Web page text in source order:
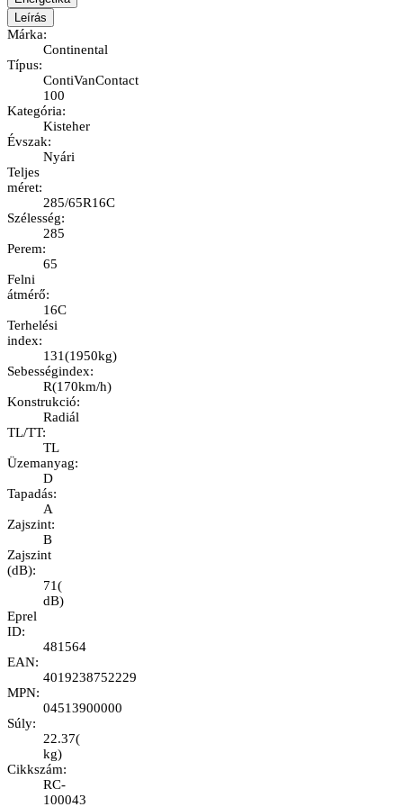
Leírás
Márka:
Continental
Típus:
ContiVanContact
100
Kategória:
Kisteher
Évszak:
Nyári
Teljes
méret:
285/65R16C
Szélesség:
285
Perem:
65
Felni
átmérő:
16C
Terhelési
index:
131(1950kg)
Sebességindex:
R(170km/h)
Konstrukció:
Radiál
TL/TT:
TL
Üzemanyag:
D
Tapadás:
A
Zajszint:
B
Zajszint
(dB):
71(
dB)
Eprel
ID:
481564
EAN:
4019238752229
MPN:
04513900000
Súly:
22.37(
kg)
Cikkszám:
RC-
100043